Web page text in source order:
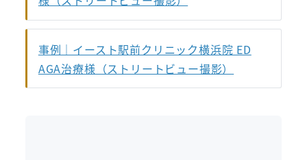
事例｜イースト駅前クリニック横浜院 ED
AGA治療様（ストリートビュー撮影）